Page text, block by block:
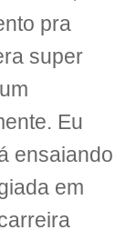
pra
super
Eu
ensaiando
em